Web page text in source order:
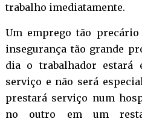
trabalho imediatamente.
Um emprego tão
insegurança tão grande
dia o trabalhador estará
serviço e não será
prestará serviço num
no outro em um